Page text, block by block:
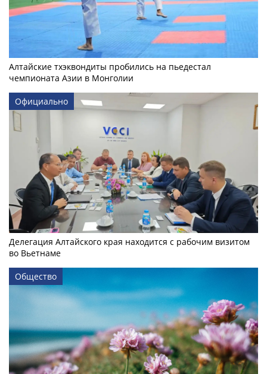
Алтайские тхэквондиты пробились на пьедестал
чемпионата Азии в Монголии
Официально
Делегация Алтайского края находится с рабочим визитом
во Вьетнаме
Общество